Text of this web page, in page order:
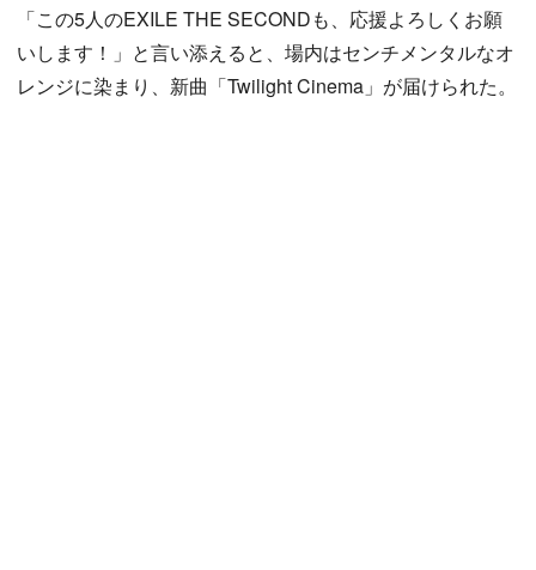
「この5人のEXILE THE SECONDも、応援よろしくお願
いします！」と言い添えると、場内はセンチメンタルなオ
レンジに染まり、新曲「Twilight Cinema」が届けられた。